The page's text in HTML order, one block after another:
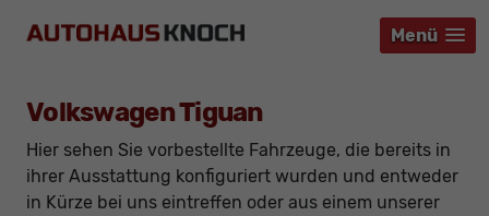
Menü
Menü
Menü
Volkswagen Tiguan
Hier sehen Sie vorbestellte Fahrzeuge, die bereits in
ihrer Ausstattung konfiguriert wurden und entweder
in Kürze bei uns eintreffen oder aus einem unserer